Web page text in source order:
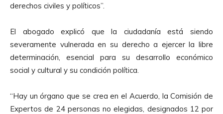
derechos civiles y políticos”.
El abogado explicó que la ciudadanía está siendo
severamente vulnerada en su derecho a ejercer la libre
determinación, esencial para su desarrollo económico
social y cultural y su condición política.
“Hay un órgano que se crea en el Acuerdo, la Comisión de
Expertos de 24 personas no elegidas, designados 12 por